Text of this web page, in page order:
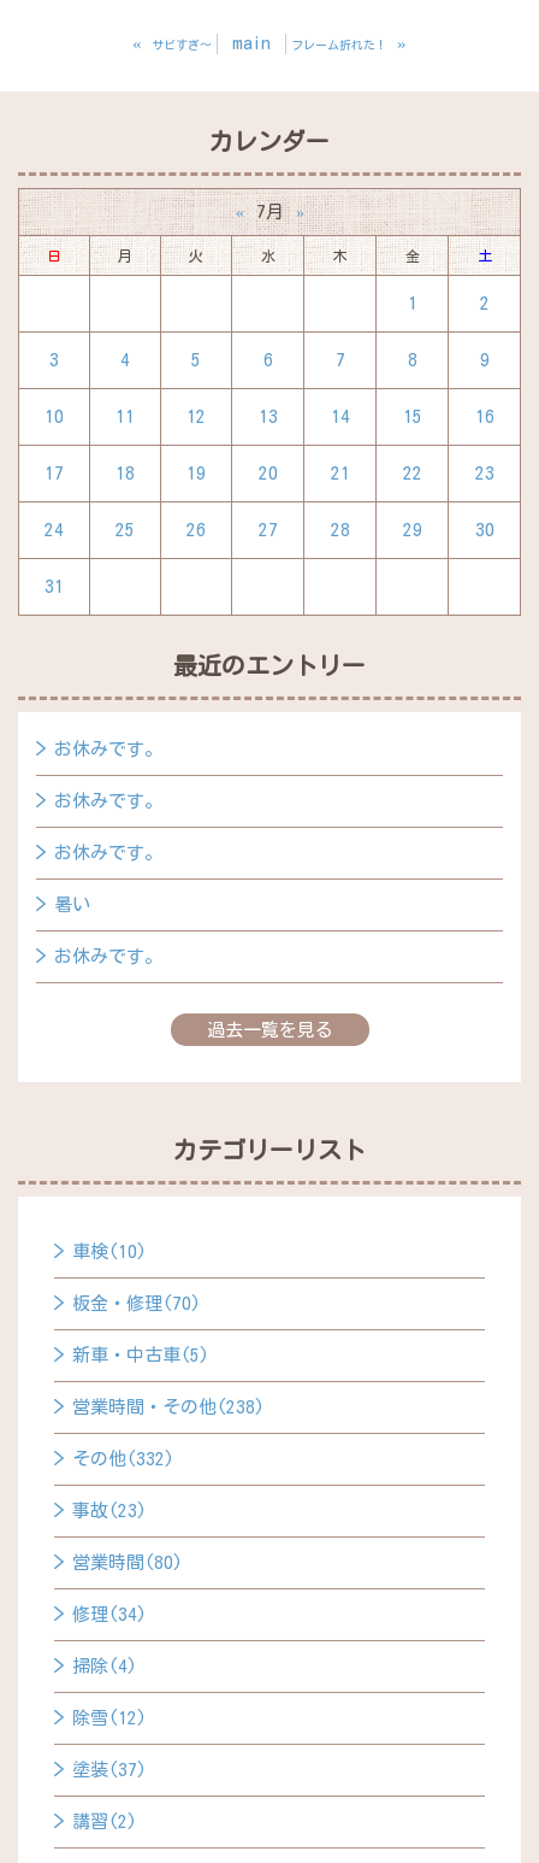
« サビすぎ～ main フレーム折れた！ »
カレンダー
« 7月 »
日 月 火 水 木 金 土
1 2
3 4 5 6 7 8 9
10 11 12 13 14 15 16
17 18 19 20 21 22 23
24 25 26 27 28 29 30
31
最近のエントリー
お休みです。
お休みです。
お休みです。
暑い
お休みです。
過去一覧を見る
カテゴリーリスト
車検(10)
板金・修理(70)
新車・中古車(5)
営業時間・その他(238)
その他(332)
事故(23)
営業時間(80)
修理(34)
掃除(4)
除雪(12)
塗装(37)
講習(2)